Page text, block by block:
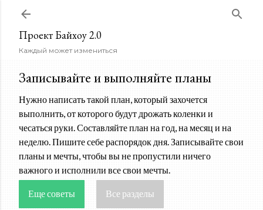
Проект Байхоу 2.0
Каждый может измениться
Записывайте и выполняйте планы
Нужно написать такой план, который захочется
выполнить, от которого будут дрожать коленки и
чесаться руки. Составляйте план на год, на месяц и на
неделю. Пишите себе распорядок дня. Записывайте свои
планы и мечты, чтобы вы не пропустили ничего
важного и исполнили все свои мечты.
Еще советы Все разделы